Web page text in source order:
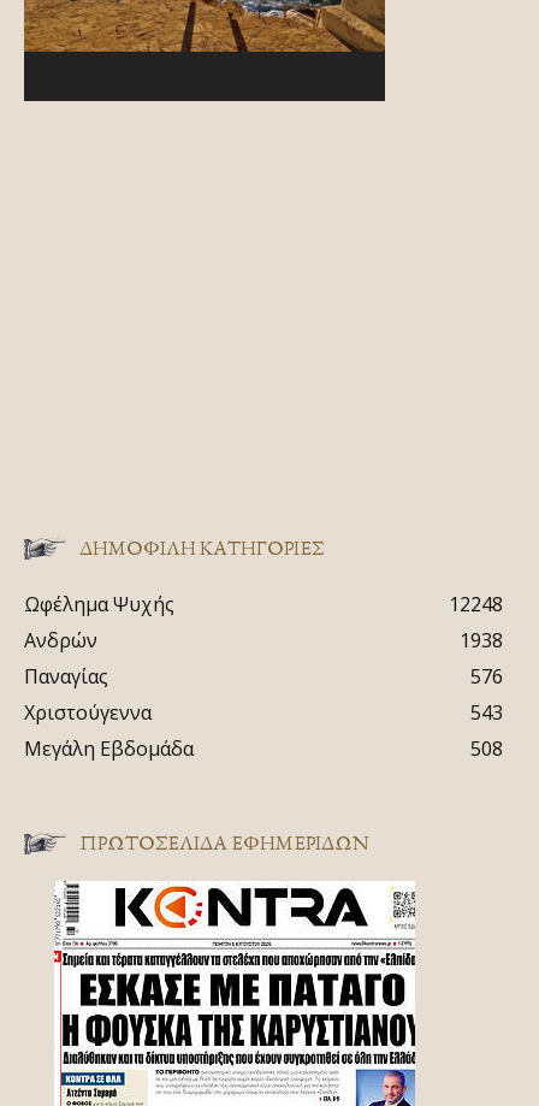
ΔΗΜΟΦΙΛΗ ΚΑΤΗΓΟΡΙΕΣ
Ωφέλημα Ψυχής
12248
Ανδρών
1938
Παναγίας
576
Χριστούγεννα
543
Μεγάλη Εβδομάδα
508
ΠΡΩΤΟΣΈΛΙΔΑ ΕΦΗΜΕΡΊΔΩΝ